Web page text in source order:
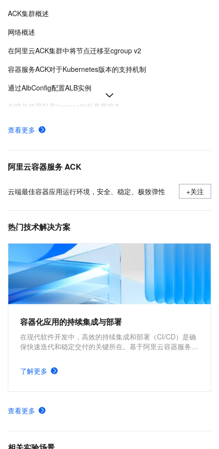
ACK集群概述
网络概述
在阿里云ACK集群中将节点迁移至cgroup v2
容器服务ACK对于Kubernetes版本的支持机制
通过AlbConfig配置ALB实例
创建并使用ALB Ingress对外暴露服务
Ingress概述
采集ACK集群容器日志（DaemonSet方式部署日志采集）
查看更多
阿里云容器服务 ACK
云端最佳容器应用运行环境，安全、稳定、极致弹性 +关注
热门技术解决方案
容器化应用的持续集成与部署
在现代软件开发中，高效的持续集成和部署（CI/CD）是确
保快速迭代和稳定交付的关键所在。基于阿里云容器服务
方案，能够为企业提供从代码构建到应用部署的全流程自动
化支持，显著提升开发效率和交付质量。
了解更多
查看更多